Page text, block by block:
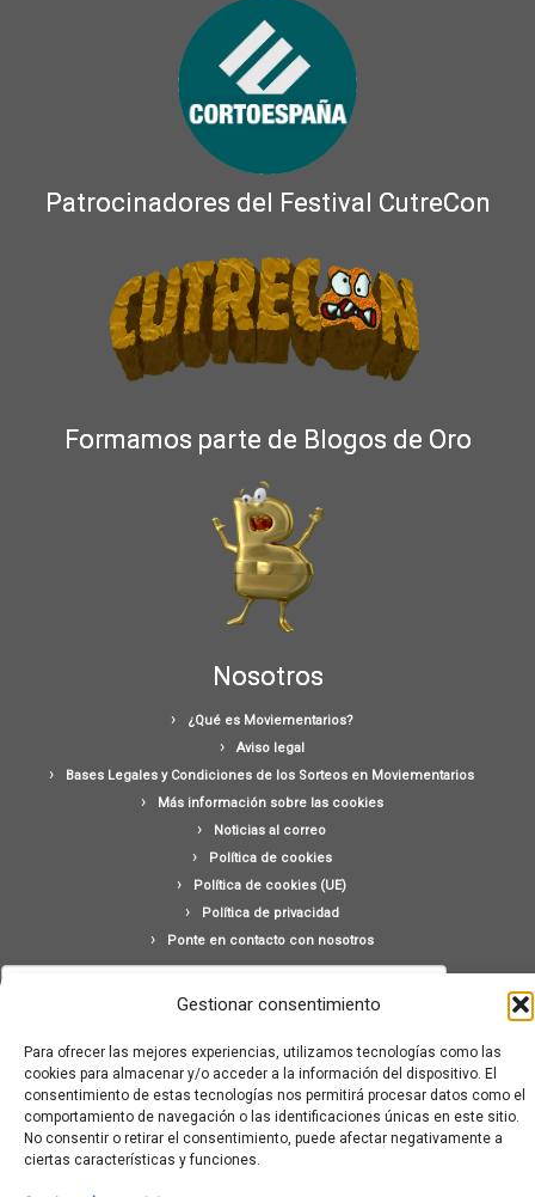
Gestionar consentimiento
Para ofrecer las mejores experiencias, utilizamos tecnologías como las
cookies para almacenar y/o acceder a la información del dispositivo. El
consentimiento de estas tecnologías nos permitirá procesar datos como el
comportamiento de navegación o las identificaciones únicas en este sitio.
No consentir o retirar el consentimiento, puede afectar negativamente a
ciertas características y funciones.
Patrocinadores del Festival CutreCon
Formamos parte de Blogos de Oro
Nosotros
¿Qué es Moviementarios?
Aviso legal
Bases Legales y Condiciones de los Sorteos en Moviementarios
Más información sobre las cookies
Noticias al correo
Política de cookies
Política de cookies (UE)
Política de privacidad
Ponte en contacto con nosotros
Buscar:
·© 2026 Moviementarios· Funciona con
·
Diseñado con el